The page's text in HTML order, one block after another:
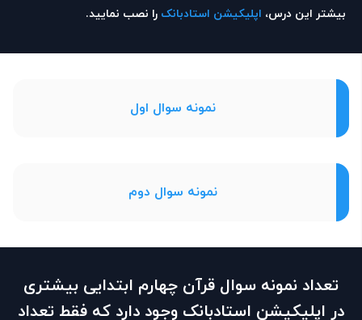
بیشتر این درس، اپلیکیشن استادبانک را نصب نمایید.
نمونه سوال اول
نمونه سوال دوم
تعداد نمونه سوال قرآن چهارم ابتدایی بیشتری
در اپلیکیشن استادبانک وجود دارد که فقط تعداد